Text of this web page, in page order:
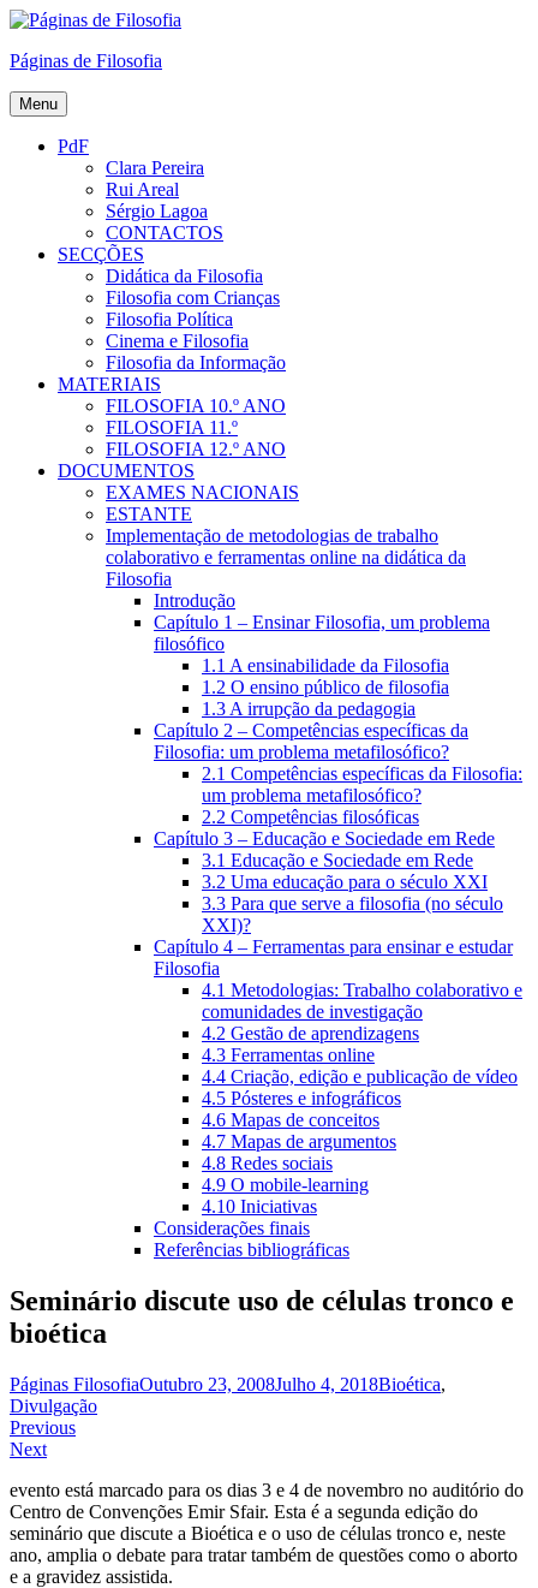
Skip
content
Páginas de Filosofia
Menu
PdF
Clara Pereira
Rui Areal
Sérgio Lagoa
CONTACTOS
SECÇÕES
Didática da Filosofia
Filosofia com Crianças
Filosofia Política
Cinema e Filosofia
Filosofia da Informação
MATERIAIS
FILOSOFIA 10.º ANO
FILOSOFIA 11.º
FILOSOFIA 12.º ANO
DOCUMENTOS
EXAMES NACIONAIS
ESTANTE
Implementação de metodologias de trabalho
colaborativo e ferramentas online na didática da
Filosofia
Introdução
Capítulo 1 – Ensinar Filosofia, um problema
filosófico
1.1 A ensinabilidade da Filosofia
1.2 O ensino público de filosofia
1.3 A irrupção da pedagogia
Capítulo 2 – Competências específicas da
Filosofia: um problema metafilosófico?
2.1 Competências específicas da Filosofia:
um problema metafilosófico?
2.2 Competências filosóficas
Capítulo 3 – Educação e Sociedade em Rede
3.1 Educação e Sociedade em Rede
3.2 Uma educação para o século XXI
3.3 Para que serve a filosofia (no século
XXI)?
Capítulo 4 – Ferramentas para ensinar e estudar
Filosofia
4.1 Metodologias: Trabalho colaborativo e
comunidades de investigação
4.2 Gestão de aprendizagens
4.3 Ferramentas online
4.4 Criação, edição e publicação de vídeo
4.5 Pósteres e infográficos
4.6 Mapas de conceitos
4.7 Mapas de argumentos
4.8 Redes sociais
4.9 O mobile-learning
4.10 Iniciativas
Considerações finais
Referências bibliográficas
Seminário discute uso de células tronco e
bioética
Páginas FilosofiaOutubro 23, 2008Julho 4, 2018Bioética,
Divulgação
Navegação
de
artigos
Previous
Next
evento está marcado para os dias 3 e 4 de novembro no auditório do
Centro de Convenções Emir Sfair. Esta é a segunda edição do
seminário que discute a Bioética e o uso de células tronco e, neste
ano, amplia o debate para tratar também de questões como o aborto
e a gravidez assistida.